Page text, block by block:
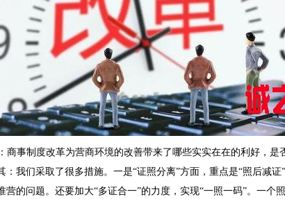
事制度改革为营商环境的改善带来了哪些实实在在的利好，是
们采取了很多措施。一是“证照分离”方面，重点是“照后减证
营的问题。还要加大“多证合一”的力度，实现“一照一码”。一